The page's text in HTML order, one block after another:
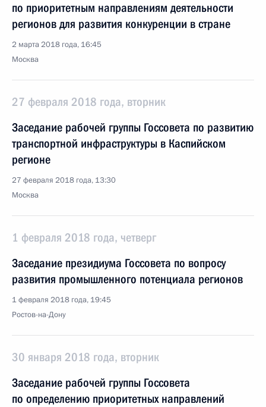
по приоритетным направлениям деятельности
регионов для развития конкуренции в стране
2 марта 2018 года, 16:45
Москва
27 февраля 2018 года, вторник
Заседание рабочей группы Госсовета по развитию
транспортной инфраструктуры в Каспийском
регионе
27 февраля 2018 года, 13:30
Москва
1 февраля 2018 года, четверг
Заседание президиума Госсовета по вопросу
развития промышленного потенциала регионов
1 февраля 2018 года, 19:45
Ростов-на-Дону
30 января 2018 года, вторник
Заседание рабочей группы Госсовета
по определению приоритетных направлений